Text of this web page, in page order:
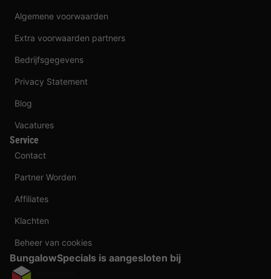
Algemene voorwaarden
Extra voorwaarden partners
Bedrijfsgegevens
Privacy Statement
Blog
Vacatures
Service
Contact
Partner Worden
Affiliates
Klachten
Beheer van cookies
BungalowSpecials is aangesloten bij